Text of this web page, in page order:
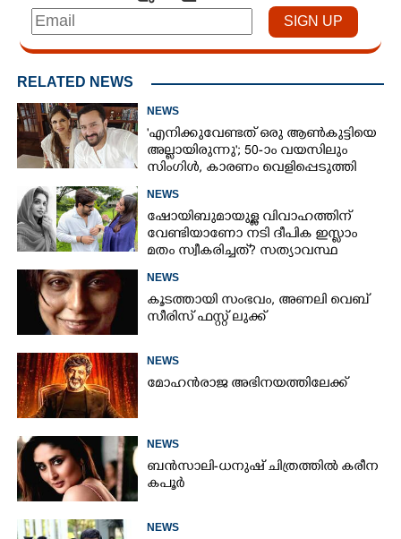
RELATED NEWS
NEWS
'എനിക്കുവേണ്ടത് ഒരു ആൺകുട്ടിയെ
അല്ലായിരുന്നു'; 50-ാം വയസിലും
സിംഗിൾ, കാരണം വെളിപ്പെടുത്തി
NEWS
ഷോയിബുമായുള്ള വിവാഹത്തിന്
വേണ്ടിയാണോ നടി ദീപിക ഇസ്ലാം
മതം സ്വീകരിച്ചത്? സത്യാവസ്ഥ
NEWS
കൂടത്തായി സംഭവം, അണലി വെബ്
സീരിസ് ഫസ്റ്റ് ലുക്ക്
NEWS
മോഹൻരാജ അഭിനയത്തിലേക്ക്
NEWS
ബൻസാലി-ധനുഷ് ചിത്രത്തിൽ കരീന
കപൂർ
NEWS